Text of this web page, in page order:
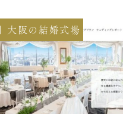
大阪の結婚式場